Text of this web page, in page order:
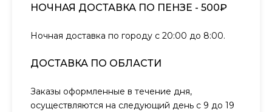
НОЧНАЯ ДОСТАВКА ПО ПЕНЗЕ - 500₽
Ночная доставка по городу с 20:00 до 8:00.
ДОСТАВКА ПО ОБЛАСТИ
Заказы оформленные в течение дня,
осуществляются на следующий день с 9 до 19